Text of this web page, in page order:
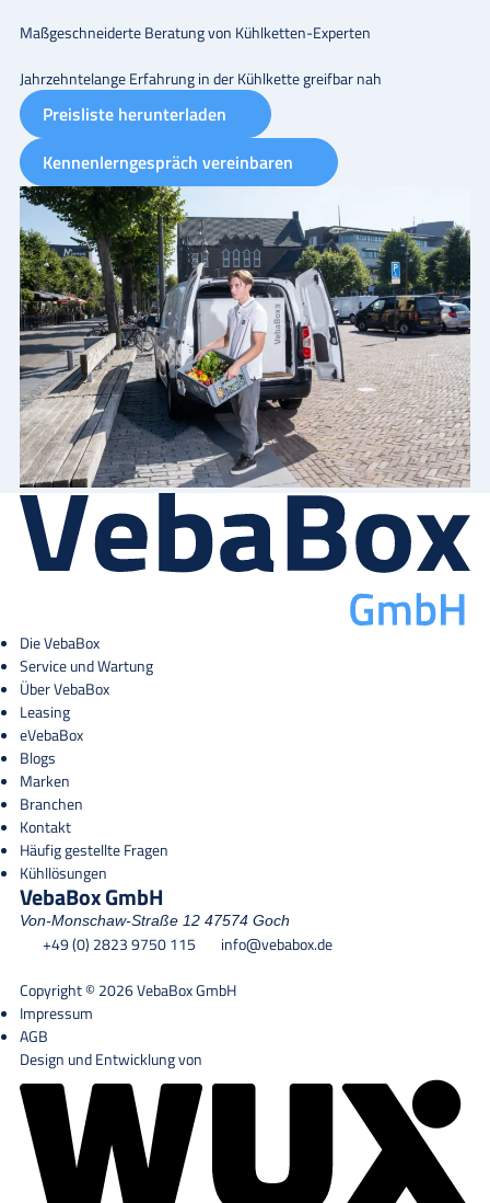
Maßgeschneiderte Beratung von Kühlketten-Experten
Jahrzehntelange Erfahrung in der Kühlkette greifbar nah
Preisliste herunterladen
Kennenlerngespräch vereinbaren
Die VebaBox
Service und Wartung
Über VebaBox
Leasing
eVebaBox
Blogs
Marken
Branchen
Kontakt
Häufig gestellte Fragen
Kühllösungen
VebaBox GmbH
Von-Monschaw-Straße 12 47574 Goch
+49 (0) 2823 9750 115
info@vebabox.de
Copyright © 2026 VebaBox GmbH
Impressum
AGB
Design und Entwicklung von